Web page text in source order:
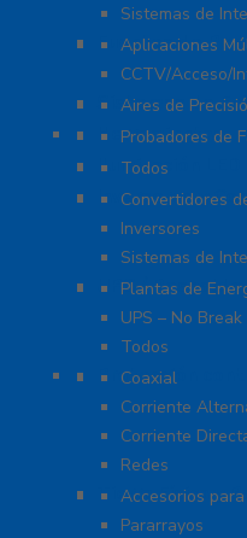
Sistemas de
Fuentes de
Aplicaciones
CCTV/Acceso/
Sistemas de
Aires de
Herramientas
Probadores de
Iluminación LED
Todos
Inversores y
Convertidores
Inversores
Sistemas de
UPS / Respaldo
Plantas de
UPS – No Break
Todos
Protección
Coaxial
Corriente
Corriente
Redes
Tierra Física y
Accesorios
Pararrayos